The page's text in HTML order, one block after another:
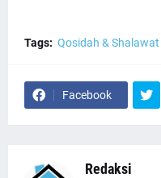
Tags: Qosidah & Shalawat
Facebook
Redaksi